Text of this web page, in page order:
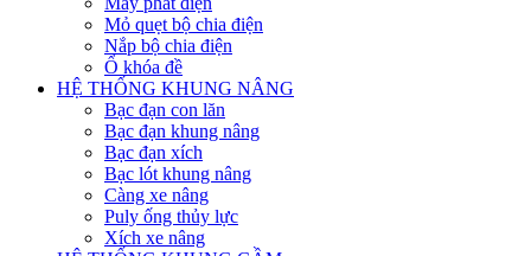
Mỏ quẹt bộ chia điện
Nắp bộ chia điện
Ổ khóa đề
HỆ THỐNG KHUNG NÂNG
Bạc đạn con lăn
Bạc đạn khung nâng
Bạc đạn xích
Bạc lót khung nâng
Càng xe nâng
Puly ống thủy lực
Xích xe nâng